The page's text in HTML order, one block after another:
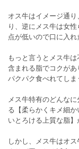
オス牛はイメージ通
り、逆にメス牛は女
点が低いので口に入
もっと言うとメス牛
含まれる脂でコクが
パクパク食べれてしま
メス牛特有のどんな
る【柔らかくキメ細
いとろける上質な脂】
しかし、メス牛はオ